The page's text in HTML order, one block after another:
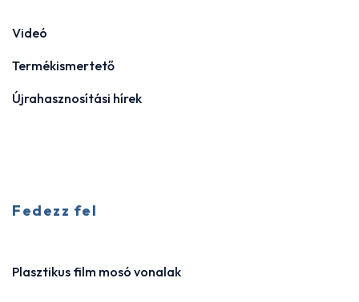
Videó
Termékismertető
Újrahasznosítási hírek
Fedezz fel
Plasztikus film mosó vonalak